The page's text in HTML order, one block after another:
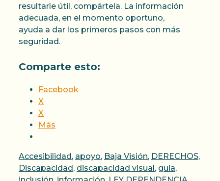
resultarle útil, compártela. La información
adecuada, en el momento oportuno,
ayuda a dar los primeros pasos con más
seguridad.
Comparte esto:
Facebook
X
X
Más
Categorías
Accesibilidad, apoyo, Baja Visión, DERECHOS,
Discapacidad, discapacidad visual, guia,